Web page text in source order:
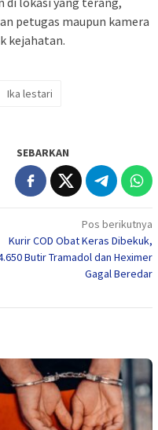
petugas maupun kamera
kejahatan.
Ika lestari
SEBARKAN
Pos berikutnya
Kurir COD Obat Keras Dibekuk,
Butir Tramadol dan Heximer
Gagal Beredar